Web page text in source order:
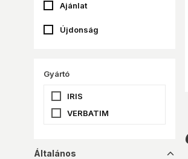
Ajánlat
Újdonság
Gyártó
IRIS
VERBATIM
Általános dropup_16